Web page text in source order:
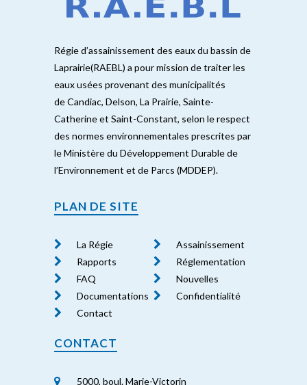
Régie d’assainissement des eaux du bassin de
Laprairie(RAEBL) a pour mission de traiter les
eaux usées provenant des municipalités
de Candiac, Delson, La Prairie, Sainte-
Catherine et Saint-Constant, selon le respect
des normes environnementales prescrites par
le Ministère du Développement Durable de
l’Environnement et de Parcs (MDDEP).
PLAN DE SITE
La Régie
Assainissement
Rapports
Réglementation
FAQ
Nouvelles
Documentations
Confidentialité
Contact
CONTACT
5000, boul. Marie-Victorin